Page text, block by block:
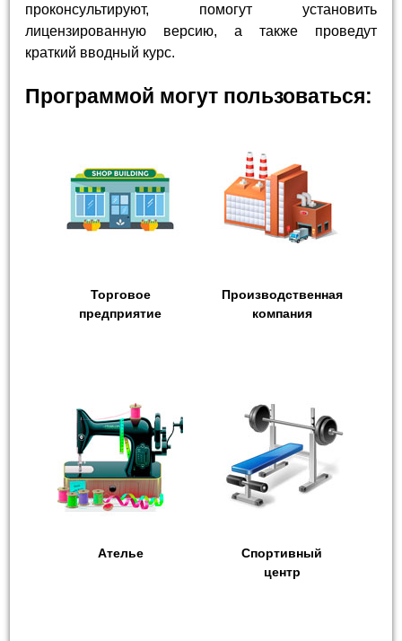
проконсультируют, помогут установить
лицензированную версию, а также проведут
краткий вводный курс.
Программой могут пользоваться:
Торговое
предприятие
Производственная
компания
Ателье
Спортивный
центр